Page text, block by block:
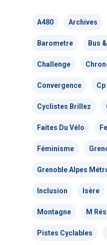
A480 Archives
Barometre Bus
Challenge
Convergence Cp
Cyclistes Brillez
Faites Du Vélo
Féminisme
Grenoble Alpes
Inclusion Isère
Montagne M
Pistes Cyclables